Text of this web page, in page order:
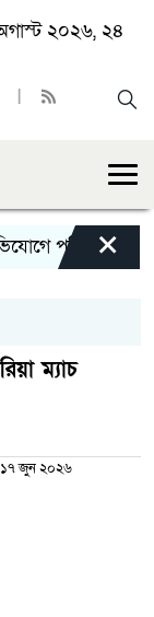
২০২৬, ২৪
পবিপ্রবির×
ম্যাচ
১৭ জুন ২০২৬